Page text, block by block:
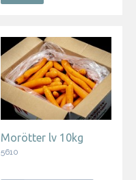
Morötter lv 10kg
5610